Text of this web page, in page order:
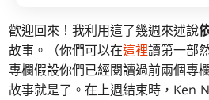
歡迎回來！我利用這了幾週來述說
故事。（你們可以在這裡讀第一部
專欄假設你們已經閱讀過前兩個專
故事就是了。在上週結束時，Ken